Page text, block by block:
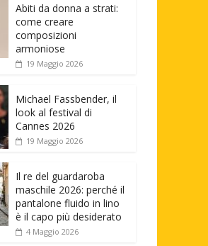
Abiti da donna a strati:
come creare
composizioni
armoniose
19 Maggio 2026
Michael Fassbender, il
look al festival di
Cannes 2026
19 Maggio 2026
Il re del guardaroba
maschile 2026: perché il
pantalone fluido in lino
è il capo più desiderato
4 Maggio 2026